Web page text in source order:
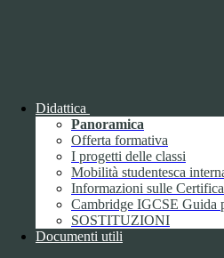
Didattica
Panoramica
Offerta formativa
I progetti delle classi
Mobilità studentesca
Informazioni sulle
Cambridge IGCSE Guida
SOSTITUZIONI
Documenti utili